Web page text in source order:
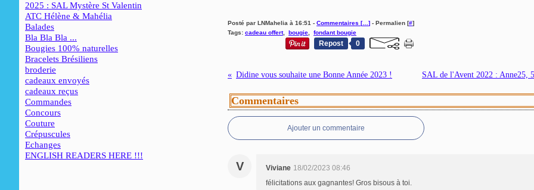
2025 : SAL Mystère St Valentin
ATC Hélène & Mahélia
Balades
Bla Bla Bla ...
Bougies 100% naturelles
Bracelets Brésiliens
broderie
cadeaux envoyés
cadeaux reçus
Commandes
Concours
Couture
Crépuscules
Echanges
ENGLISH READERS HERE !!!
Posté par LNMahelia à 16:51 - Commentaires [… ] - Permalien [#]
Tags: cadeau offert, bougie fondant bougie
Repost 0
Didine vous souhaite une Bonne Année 2023 ! SAL de l'Avent 2022 : Anne25,
Commentaires
Ajouter un commentaire
V Viviane 18/02/2023 08:46
félicitations aux gagnantes! Gros bisous à toi.